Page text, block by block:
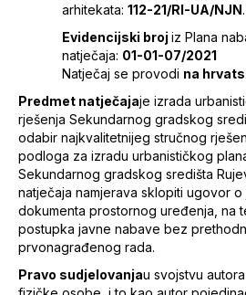
arhitekata: 112-21/RI-UA/NJN.
Evidencijski broj iz Plana
natječaja: 01-01-07/2021
Natječaj se provodi na
Predmet natječajaje izrada
rješenja Sekundarnog gradskog
odabir najkvalitetnijeg stručnog
podloga za izradu urbanističkog
Sekundarnog gradskog središta
natječaja namjerava sklopiti ugovor o
dokumenta prostornog uređenja, na
postupka javne nabave bez
prvonagrađenog rada.
Pravo sudjelovanjau svojstvu